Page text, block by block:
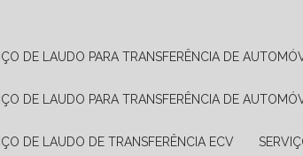
DE LAUDO PARA TRANSFERÊNCIA DE
DE LAUDO PARA TRANSFERÊNCIA DE
DE LAUDO DE TRANSFERÊNCIA ECV